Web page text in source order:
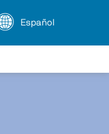
Español